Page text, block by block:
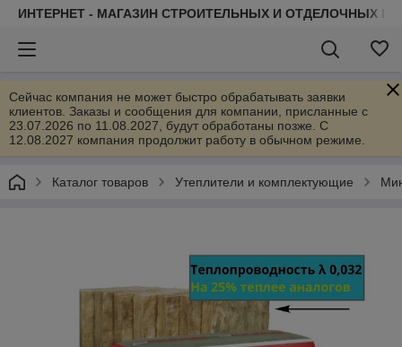
ИНТЕРНЕТ - МАГАЗИН СТРОИТЕЛЬНЫХ И ОТДЕЛОЧНЫХ
Сейчас компания не может быстро обрабатывать заявки
клиентов. Заказы и сообщения для компании, присланные с
23.07.2026 по 11.08.2027, будут обработаны позже. С
12.08.2027 компания продолжит работу в обычном режиме.
Каталог товаров Утеплители и комплектующие